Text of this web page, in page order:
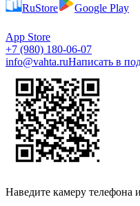
RuStore Google Play
App Store
+7 (980) 180-06-07
info@vahta.ruНаписать в
Наведите камеру телефона